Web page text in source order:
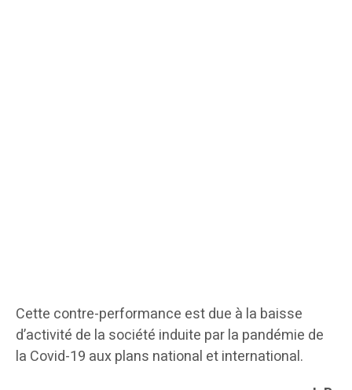
Cette contre-performance est due à la baisse
d’activité de la société induite par la pandémie de
la Covid-19 aux plans national et international.